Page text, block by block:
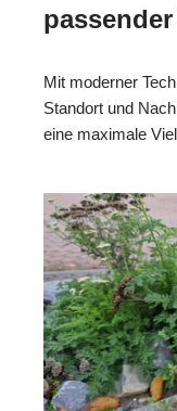
Mit moderner
Standort und
eine maximale